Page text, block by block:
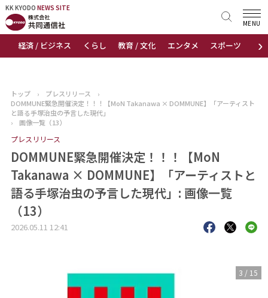
KK KYODO NEWS SITE
›
経済 / ビジネス くらし 教育 / 文化 エンタメ スポーツ 地域
MENU
KK KYODONEWS SITE
トップページ
ニュース
おすすめコンテンツ
出版物
会社概要
トップ › プレスリリース
›
DOMMUNE緊急開催決定！！！【MoN Takanawa × DOMMUNE】「アーティスト
と語る手塚治虫の予言した現代」
›
画像一覧（13）
プレスリリース
DOMMUNE緊急開催決定！！！【MoN
Takanawa × DOMMUNE】「アーティストと
語る手塚治虫の予言した現代」: 画像一覧
（13）
2026.05.11 12:41
3 / 15